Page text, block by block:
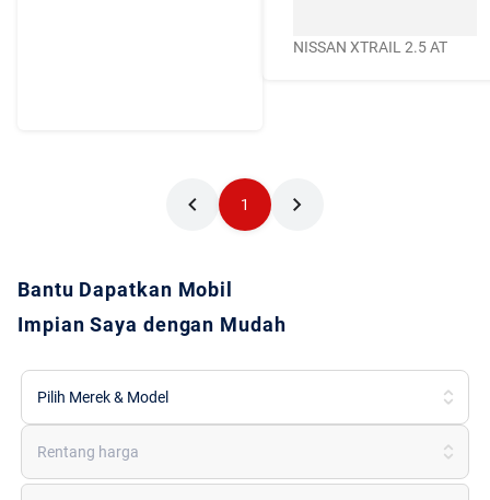
NISSAN XTRAIL 2.5 AT
1
Bantu Dapatkan Mobil
Impian Saya dengan Mudah
Pilih Merek & Model
Rentang harga